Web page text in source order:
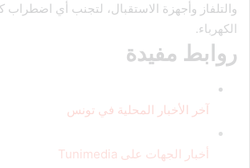
والتلفاز وأجهزة الاستقبال، لتجنب أي
الكهرباء.
روابط مفيدة
آخر الأخبار المحلية في تونس
أخبار الجهات على Tunimedia